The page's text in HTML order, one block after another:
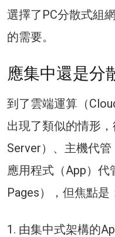
選擇了PC分散式組
的需要。
應集中還是分
到了雲端運算（
出現了類似的情形
Server）、主機代
應用程式（App）
Pages），但焦點是
1. 由集中式架構的